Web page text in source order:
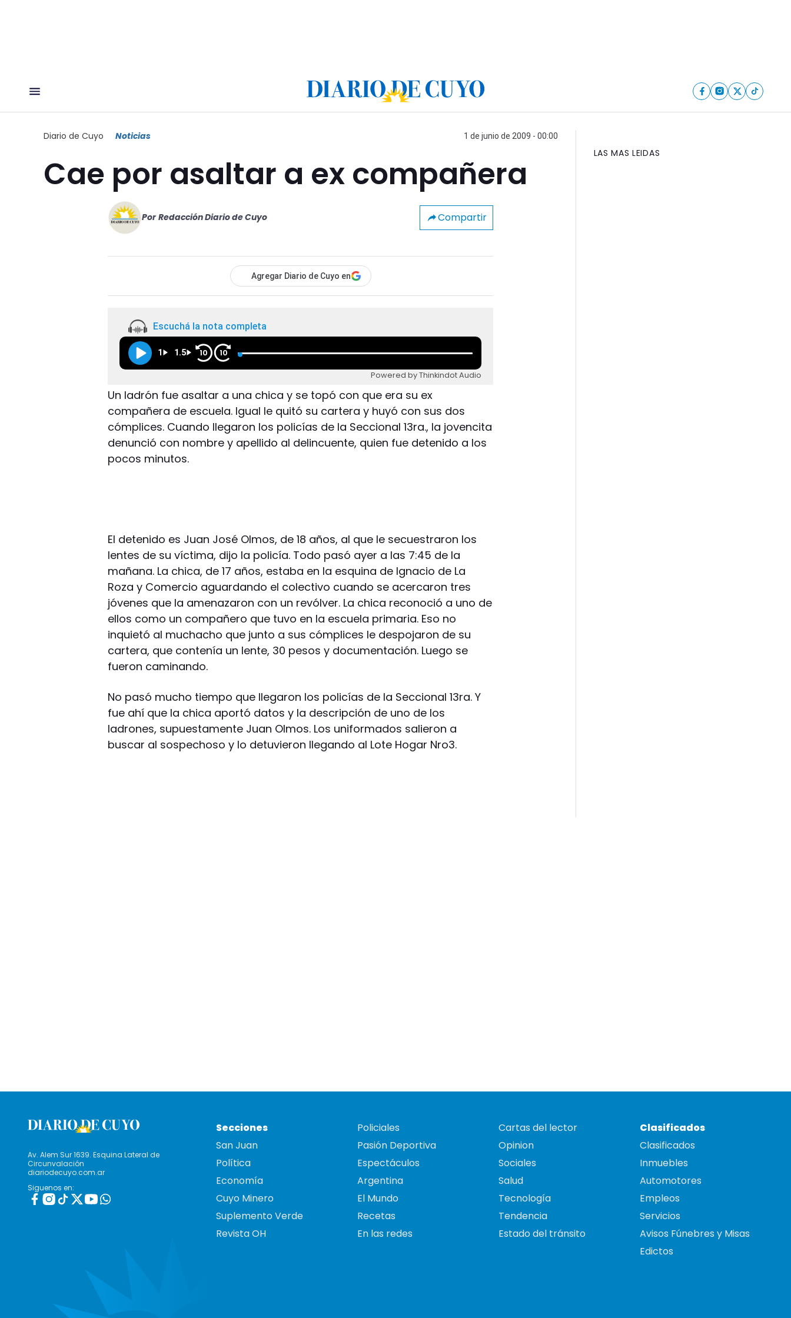
Diario de Cuyo Noticias 1 de junio de 2009 - 00:00
Cae por asaltar a ex compañera
Por Redacción Diario de Cuyo Compartir
Agregar Diario de Cuyo en
Escuchá la nota completa
1 1.5 10 10
Powered by Thinkindot Audio
Un ladrón fue asaltar a una chica y se topó con que era su ex
compañera de escuela. Igual le quitó su cartera y huyó con sus dos
cómplices. Cuando llegaron los policías de la Seccional 13ra., la jovencita
denunció con nombre y apellido al delincuente, quien fue detenido a los
pocos minutos.
El detenido es Juan José Olmos, de 18 años, al que le secuestraron los
lentes de su víctima, dijo la policía. Todo pasó ayer a las 7:45 de la
mañana. La chica, de 17 años, estaba en la esquina de Ignacio de La
Roza y Comercio aguardando el colectivo cuando se acercaron tres
jóvenes que la amenazaron con un revólver. La chica reconoció a uno de
ellos como un compañero que tuvo en la escuela primaria. Eso no
inquietó al muchacho que junto a sus cómplices le despojaron de su
cartera, que contenía un lente, 30 pesos y documentación. Luego se
fueron caminando.
No pasó mucho tiempo que llegaron los policías de la Seccional 13ra. Y
fue ahí que la chica aportó datos y la descripción de uno de los
ladrones, supuestamente Juan Olmos. Los uniformados salieron a
buscar al sospechoso y lo detuvieron llegando al Lote Hogar Nro3.
LAS MAS LEIDAS
Av. Alem Sur 1639. Esquina Lateral de
Circunvalación
diariodecuyo.com.ar
Siguenos en:
Secciones
San Juan
Política
Economía
Cuyo Minero
Suplemento Verde
Revista OH
Policiales
Pasión Deportiva
Espectáculos
Argentina
El Mundo
Recetas
En las redes
Cartas del lector
Opinion
Sociales
Salud
Tecnología
Tendencia
Estado del tránsito
Clasificados
Clasificados
Inmuebles
Automotores
Empleos
Servicios
Avisos Fúnebres y Misas
Edictos